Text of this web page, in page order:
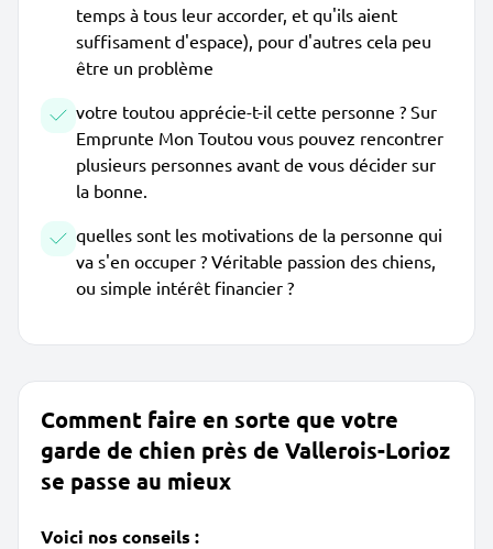
temps à tous leur accorder, et qu'ils aient
suffisament d'espace), pour d'autres cela peu
être un problème
votre toutou apprécie-t-il cette personne ? Sur
Emprunte Mon Toutou vous pouvez rencontrer
plusieurs personnes avant de vous décider sur
la bonne.
quelles sont les motivations de la personne qui
va s'en occuper ? Véritable passion des chiens,
ou simple intérêt financier ?
Comment faire en sorte que votre
garde de chien près de Vallerois-Lorioz
se passe au mieux
Voici nos conseils :